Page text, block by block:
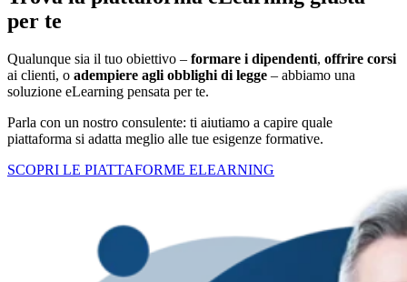
per te
Qualunque sia il tuo obiettivo – formare i dipendenti, offrire corsi
ai clienti, o adempiere agli obblighi di legge – abbiamo una
soluzione eLearning pensata per te.
Parla con un nostro consulente: ti aiutiamo a capire quale
piattaforma si adatta meglio alle tue esigenze formative.
SCOPRI LE PIATTAFORME ELEARNING